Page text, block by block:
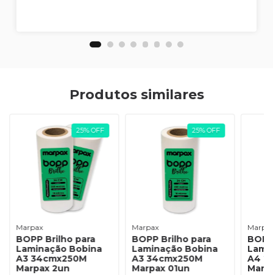
Produtos similares
25%OFF
Marpax
BOPP Brilho para
Laminação Bobina
A3 34cmx250M
Marpax 2un
25%OFF
Marpax
BOPP Brilho para
Laminação Bobina
A3 34cmx250M
Marpax 01un
A4